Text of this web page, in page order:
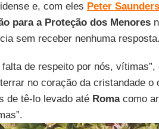
e, com eles Peter Saunders
para a Proteção dos Menores
sem receber nenhuma resposta.
de respeito por nós,
no coração da cristandade o
de tê-lo levado até Romacomo